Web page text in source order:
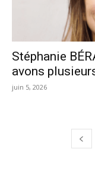
Stéphanie
avons
juin 5, 2026